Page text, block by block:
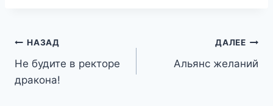
Навигация
по
НАЗАД
Не будите в ректоре
дракона!
ДАЛЕЕ
Альянс желаний